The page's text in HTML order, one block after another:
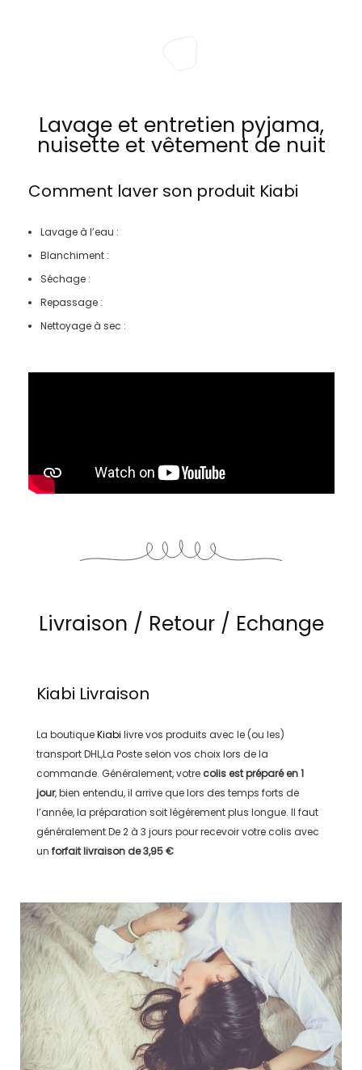
Lavage et entretien pyjama,
nuisette et vêtement de nuit
Comment laver son produit Kiabi
Lavage à l’eau :
Blanchiment :
Séchage :
Repassage :
Nettoyage à sec :
Livraison / Retour / Echange
Kiabi Livraison
La boutiqueKiabi livre vos produits avec le (ou les)
transportDHL,La Posteselon vos choix lors de la
commande. Généralement, votre colis est préparé en1
jour, bien entendu, il arrive que lors des temps forts de
l’année, la préparation soit légérement plus longue. Il faut
généralementDe 2 à 3 jours pour recevoir votre colis avec
un forfait livraison de3,95 €